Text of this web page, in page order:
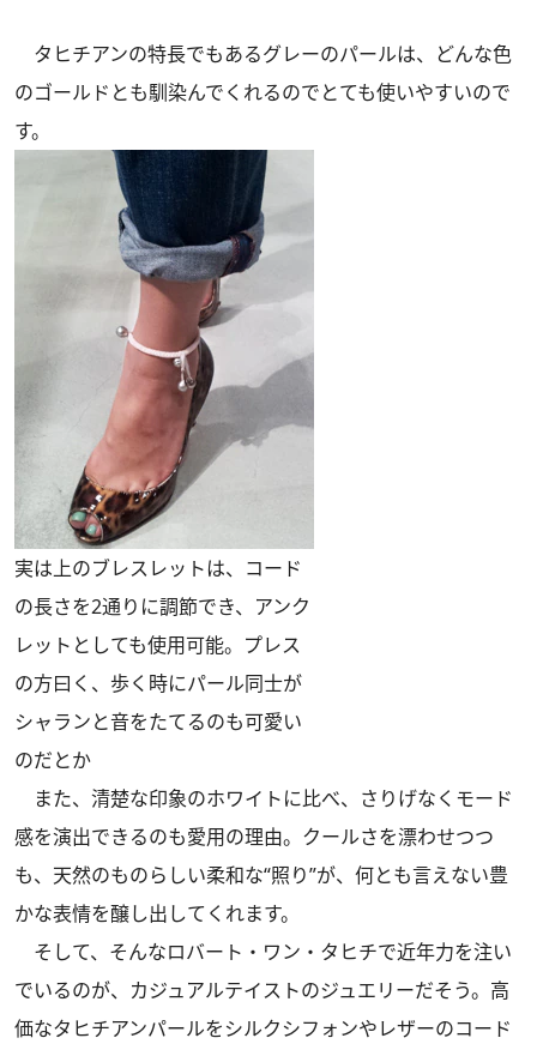
タヒチアンの特長でもあるグレーのパールは、どんな色
のゴールドとも馴染んでくれるのでとても使いやすいので
す。
実は上のブレスレットは、コード
の長さを2通りに調節でき、アンク
レットとしても使用可能。プレス
の方曰く、歩く時にパール同士が
シャランと音をたてるのも可愛い
のだとか
また、清楚な印象のホワイトに比べ、さりげなくモード
感を演出できるのも愛用の理由。クールさを漂わせつつ
も、天然のものらしい柔和な“照り”が、何とも言えない豊
かな表情を醸し出してくれます。
そして、そんなロバート・ワン・タヒチで近年力を注い
でいるのが、カジュアルテイストのジュエリーだそう。高
価なタヒチアンパールをシルクシフォンやレザーのコード